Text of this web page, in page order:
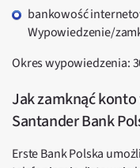
bankowość
Wypowiedzenie/
Okres wypowiedzenia:
Jak zamknąć
Santander Bank
Erste Bank Polska